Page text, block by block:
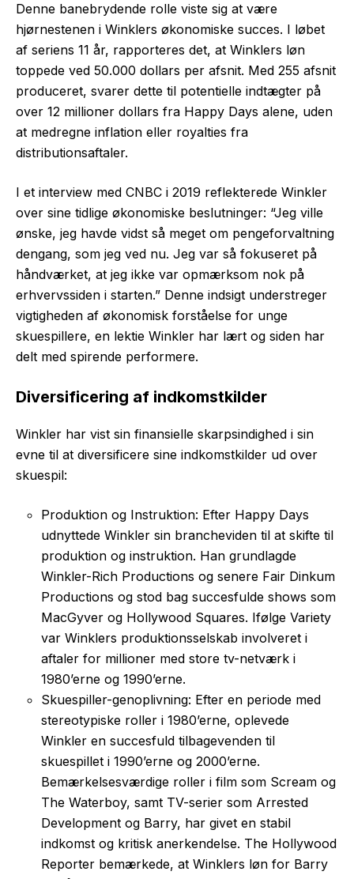
Denne banebrydende rolle viste sig at være
hjørnestenen i Winklers økonomiske succes. I løbet
af seriens 11 år, rapporteres det, at Winklers løn
toppede ved 50.000 dollars per afsnit. Med 255 afsnit
produceret, svarer dette til potentielle indtægter på
over 12 millioner dollars fra Happy Days alene, uden
at medregne inflation eller royalties fra
distributionsaftaler.
I et interview med CNBC i 2019 reflekterede Winkler
over sine tidlige økonomiske beslutninger: “Jeg ville
ønske, jeg havde vidst så meget om pengeforvaltning
dengang, som jeg ved nu. Jeg var så fokuseret på
håndværket, at jeg ikke var opmærksom nok på
erhvervssiden i starten.” Denne indsigt understreger
vigtigheden af økonomisk forståelse for unge
skuespillere, en lektie Winkler har lært og siden har
delt med spirende performere.
Diversificering af indkomstkilder
Winkler har vist sin finansielle skarpsindighed i sin
evne til at diversificere sine indkomstkilder ud over
skuespil:
Produktion og Instruktion: Efter Happy Days
udnyttede Winkler sin brancheviden til at skifte til
produktion og instruktion. Han grundlagde
Winkler-Rich Productions og senere Fair Dinkum
Productions og stod bag succesfulde shows som
MacGyver og Hollywood Squares. Ifølge Variety
var Winklers produktionsselskab involveret i
aftaler for millioner med store tv-netværk i
1980’erne og 1990’erne.
Skuespiller-genoplivning: Efter en periode med
stereotypiske roller i 1980’erne, oplevede
Winkler en succesfuld tilbagevenden til
skuespillet i 1990’erne og 2000’erne.
Bemærkelsesværdige roller i film som Scream og
The Waterboy, samt TV-serier som Arrested
Development og Barry, har givet en stabil
indkomst og kritisk anerkendelse. The Hollywood
Reporter bemærkede, at Winklers løn for Barry